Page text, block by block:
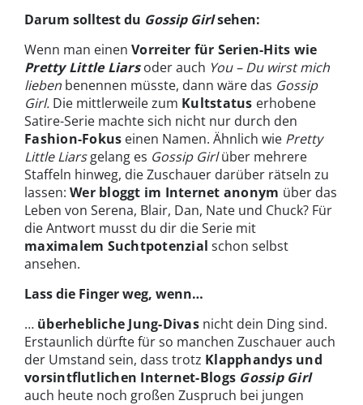
Darum solltest du Gossip Girlsehen:
Wenn man einen Vorreiter für Serien-Hits wie
Pretty Little Liarsoder auch You – Du wirst mich
lieben benennen müsste, dann wäre das Gossip
Girl. Die mittlerweile zum Kultstatus erhobene
Satire-Serie machte sich nicht nur durch den
Fashion-Fokus einen Namen. Ähnlich wie Pretty
Little Liarsgelang es Gossip Girlüber mehrere
Staffeln hinweg, die Zuschauer darüber rätseln zu
lassen: Wer bloggt im Internet anonym über das
Leben von Serena, Blair, Dan, Nate und Chuck? Für
die Antwort musst du dir die Serie mit
maximalem Suchtpotenzial schon selbst
ansehen.
Lass die Finger weg, wenn…
… überhebliche Jung-Divasnicht dein Ding sind.
Erstaunlich dürfte für so manchen Zuschauer auch
der Umstand sein, dass trotz Klapphandys und
vorsintflutlichen Internet-Blogs Gossip Girl
auch heute noch großen Zuspruch bei jungen